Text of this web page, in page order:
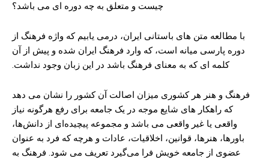
چیست و متعلق به چه دوره ای می باشد؟
با مطالعه متن ‌های باستانی ایران، درمی‌ یابیم که واژه فرهنگ از
دوره پارسی میانه است، که وارد فرهنگ ایران شده و پیش از آن
کلمه ‌ای که به معنای فرهنگ باشد در این زبان وجود نداشت.
فرهنگ و هنر هر کشوری میزان اصالت آن کشور را نشان می دهد
که راهکار های شایع موجه در یک جامعه برای رفع هرگونه نیاز
واقعی یا غیر واقعی می باشد و مجموعه پیچیده‌ای از دانش‌ها،
باورها، هنرها، قوانین، اخلاقیات، عادات و هرچه که فرد به عنوان
عضوی از جامعه خویش فرا می‌گیرد تعریف می‌ شود. فرهنگ به